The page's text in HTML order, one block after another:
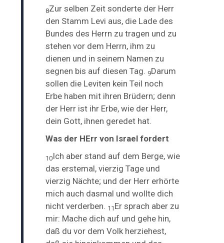
8Zur selben Zeit sonderte der Herr
den Stamm Levi aus, die Lade des
Bundes des Herrn zu tragen und zu
stehenvor dem Herrn, ihm zu
dienen und in seinem Namen zu
segnen bis auf diesen Tag. 9Darum
sollen die Leviten kein Teil noch
Erbe haben mit ihren Brüdern; denn
der Herr ist ihr Erbe, wie der Herr,
dein Gott, ihnen geredet hat.
Was der HErr von Israel fordert
10Ich aber stand auf dem Berge, wie
das erstemal,vierzig Tage und
vierzig Nächte; und der Herr erhörte
mich auch dasmal und wollte dich
nicht verderben. 11 Er sprach aber zu
mir: Mache dich auf und gehe hin,
daß du vor dem Volk herziehest,